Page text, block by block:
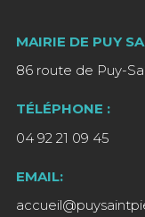
MAIRIE DE PUY
86 route de Puy-
TÉLÉPHONE :
04 92 21 09 45
EMAIL: